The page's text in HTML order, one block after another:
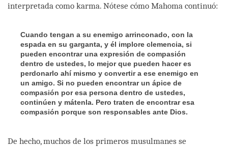
interpretada como karma. Nótese cómo Mahoma continuó:
Cuando tengan a su enemigo arrinconado, con la
espada en su garganta, y él implore clemencia, si
pueden encontrar una expresión de compasión
dentro de ustedes, lo mejor que pueden hacer es
perdonarlo ahí mismo y convertir a ese enemigo en
un amigo. Si no pueden encontrar un ápice de
compasión por esa persona dentro de ustedes,
continúen y mátenla. Pero traten de encontrar esa
compasión porque son responsables ante Dios.
De hecho, muchos de los primeros musulmanes se